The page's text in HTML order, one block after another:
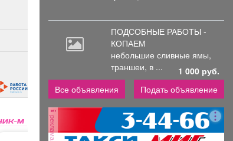
ПОДСОБНЫЕ РАБОТЫ -
КОПАЕМ
небольшие сливные ямы,
траншеи, в ...
1 000 руб.
Все объявления
Подать объявление
реклама